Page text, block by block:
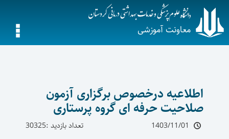
معاونت آموزشی
اطلاعیه درخصوص برگزاری آزمون
صلاحیت حرفه ای گروه پرستاری
تعداد بازدید :30325